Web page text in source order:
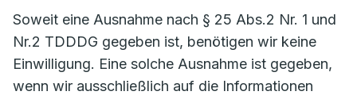
Soweit eine Ausnahme nach § 25 Abs.2 Nr. 1 und
Nr.2 TDDDG gegeben ist, benötigen wir keine
Einwilligung. Eine solche Ausnahme ist gegeben,
wenn wir ausschließlich auf die Informationen